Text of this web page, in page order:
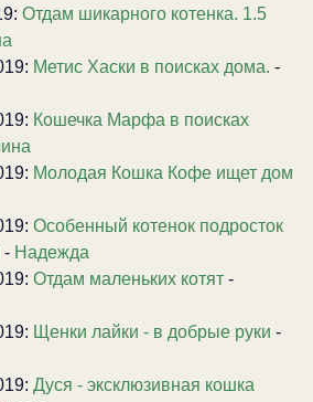
Отдам шикарного котенка. 1.5
Метис Хаски в поисках дома. -
Кошечка Марфа в поисках
Молодая Кошка Кофе ищет дом
Особенный котенок подросток
- Надежда
Отдам маленьких котят -
Щенки лайки - в добрые руки -
Дуся - эксклюзивная кошка